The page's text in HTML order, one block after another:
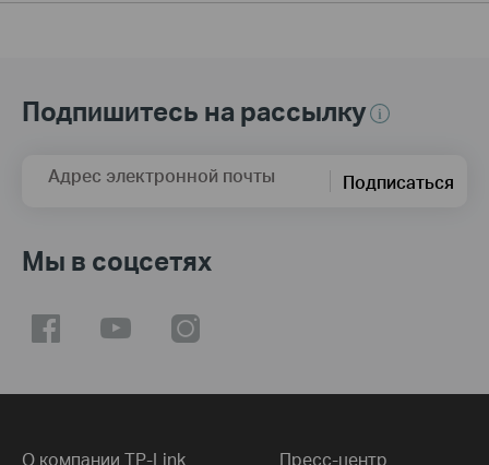
Подпишитесь на рассылку
Адрес электронной почты Подписаться
Мы в соцсетях
О компании TP-Link Пресс-центр